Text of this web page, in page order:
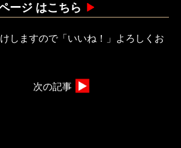
ージ はこちら
しますので「いいね！」よろしくお
次の記事